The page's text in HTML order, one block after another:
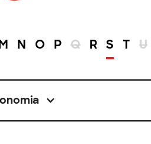
N O P Q R S T U